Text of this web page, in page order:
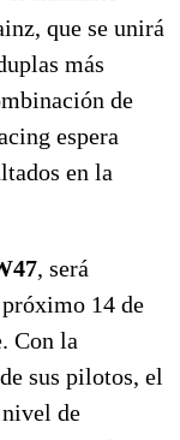
que se unirá
más
de
espera
en la
, será
14 de
Con la
sus pilotos, el
de